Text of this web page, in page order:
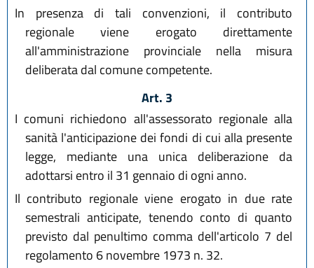
In presenza di tali convenzioni, il contributo
regionale viene erogato direttamente
all'amministrazione provinciale nella misura
deliberata dal comune competente.
Art. 3
I comuni richiedono all'assessorato regionale alla
sanità l'anticipazione dei fondi di cui alla presente
legge, mediante una unica deliberazione da
adottarsi entro il 31 gennaio di ogni anno.
Il contributo regionale viene erogato in due rate
semestrali anticipate, tenendo conto di quanto
previsto dal penultimo comma dell'articolo 7 del
regolamento 6 novembre 1973 n. 32.